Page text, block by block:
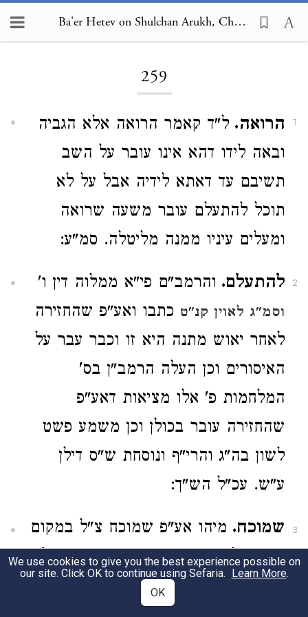
Ba'er Hetev on Shulchan Arukh, Choshen Mishpat 259
259
1 הרואה. ל"ד קאמר הרואה אלא הגביה
ובאה לידו דהא אינו עובר על השב
תשיבם עד דאתא לידיה אבל על לא
תוכל להתעלם עובר משעה שרואה
ומעלים עיניו ממנה מליטלה. סמ"ע:
2 להתעלם. והרמב"ם פי"א ממלוה דין ו'
וסמ"ג לאוין קנ"ט כתבו ואע"פ שהחזירה
לאחר יאוש מתנה היא זו וכבר עבר על
האיסורים וכן העלה הרמב"ן בס'
המלחמות פ' אלו מציאות דאע"פ
שהחזירה עובר בכולן וכן משמע פשט
לשון בה"ג והרי"ף ונוסחת ש"ס דילן
ע"ש. עכ"ל הש"ך:
3 שמוכח. מיהו אע"פ שמוכח צ"ל במקום
שראוי להסתפק בה שהיא אבידה דאל"כ
שמא ייאש ממנה בשעה שאבדה וכמ"ש
We use cookies to give you the best experience possible on
our site. Click OK to continue using Sefaria. Learn More.
OK